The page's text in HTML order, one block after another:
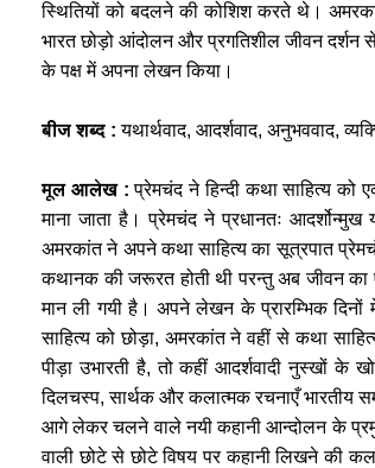
स्थितियों को बदलने की कोशिश करते थे।
भारत छोड़ो आंदोलन और प्रगतिशील जीवन दर्शन
के पक्ष में अपना लेखन किया।
बीज शब्द : यथार्थवाद, आदर्शवाद, अनुभववाद,
मूल आलेख : प्रेमचंद ने हिन्दी कथा साहित्य को
माना जाता है। प्रेमचंद ने प्रधानतः आदर्शोन्मुख
अमरकांत ने अपने कथा साहित्य का सूत्रपात
कथानक की जरूरत होती थी परन्तु अब जीवन का
मान ली गयी है। अपने लेखन के प्रारम्भिक दिनों
साहित्य को छोड़ा, अमरकांत ने वहीं से कथा
पीड़ा उभारती है, तो कहीं आदर्शवादी नुस्खों के
दिलचस्प, सार्थक और कलात्मक रचनाएँ भारतीय
आगे लेकर चलने वाले नयी कहानी आन्दोलन के
वाली छोटे से छोटे विषय पर कहानी लिखने की